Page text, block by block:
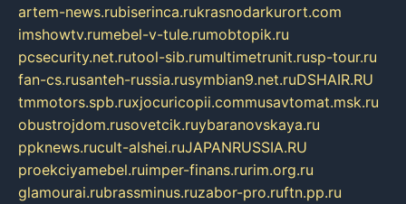
artem-news.rubiserinca.rukrasnodarkurort.com
imshowtv.rumebel-v-tule.rumobtopik.ru
pcsecurity.net.rutool-sib.rumultimetrunit.rusp-tour.ru
fan-cs.rusanteh-russia.rusymbian9.net.ruDSHAIR.RU
tmmotors.spb.ruxjocuricopii.commusavtomat.msk.ru
obustrojdom.rusovetcik.ruybaranovskaya.ru
ppknews.rucult-alshei.ruJAPANRUSSIA.RU
proekciyamebel.ruimper-finans.rurim.org.ru
glamourai.rubrassminus.ruzabor-pro.ruftn.pp.ru